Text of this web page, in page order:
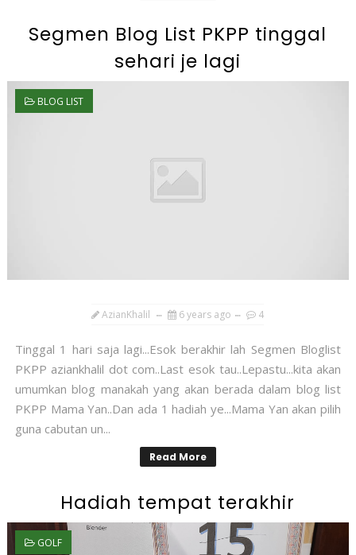
Segmen Blog List PKPP tinggal
sehari je lagi
BLOG LIST
AzianKhalil 6 years ago 4
Tinggal 1 hari saja lagi...Esok berakhir lah Segmen Bloglist
PKPP aziankhalil dot com..Last esok tau..Lepastu...kita akan
umumkan blog manakah yang akan berada dalam blog list
PKPP Mama Yan..Dan ada 1 hadiah ye...Mama Yan akan pilih
guna cabutan un...
Read More
Hadiah tempat terakhir
GOLF